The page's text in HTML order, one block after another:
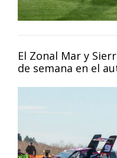
El Zonal Mar y
de semana en el